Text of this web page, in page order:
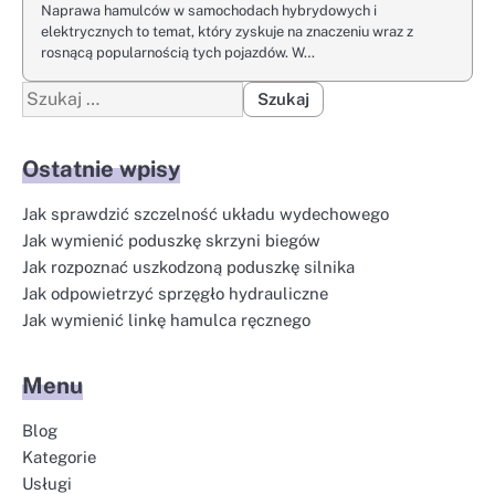
Naprawa hamulców w samochodach hybrydowych i
elektrycznych to temat, który zyskuje na znaczeniu wraz z
rosnącą popularnością tych pojazdów. W…
Szukaj:
Ostatnie wpisy
Jak sprawdzić szczelność układu wydechowego
Jak wymienić poduszkę skrzyni biegów
Jak rozpoznać uszkodzoną poduszkę silnika
Jak odpowietrzyć sprzęgło hydrauliczne
Jak wymienić linkę hamulca ręcznego
Menu
Blog
Kategorie
Usługi